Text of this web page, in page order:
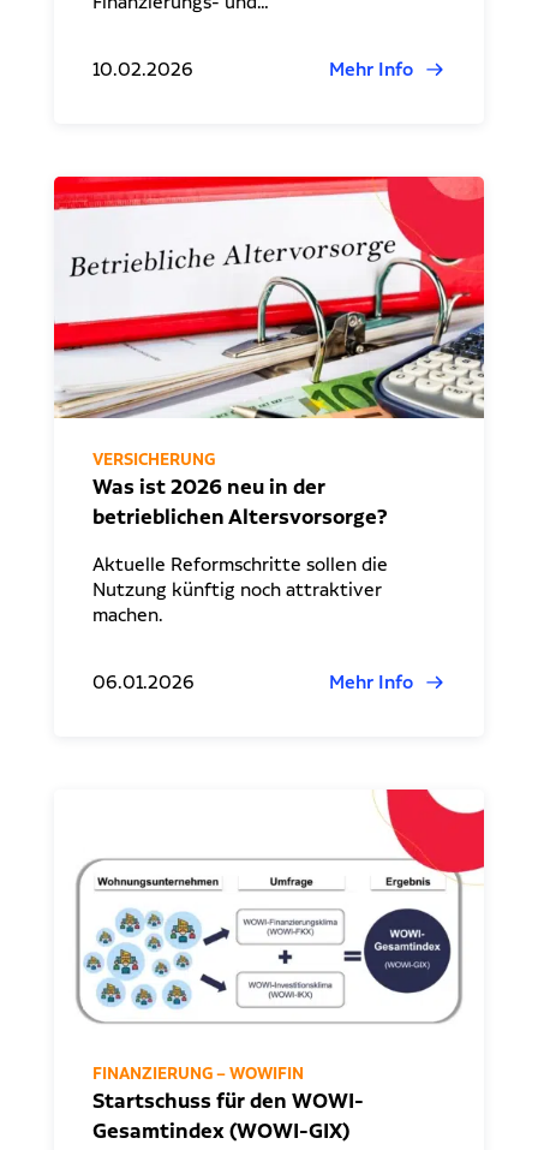
10.02.2026 Mehr Info
VERSICHERUNG
Was ist 2026 neu in der
betrieblichen Altersvorsorge?
Aktuelle Reformschritte sollen die
Nutzung künftig noch attraktiver
machen.
06.01.2026 Mehr Info
FINANZIERUNG – WOWIFIN
Startschuss für den WOWI-
Gesamtindex (WOWI-GIX)